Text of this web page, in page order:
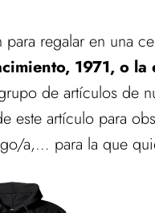
regalar en una
1971, o la
de artículos de
este artículo para
a,... para la que